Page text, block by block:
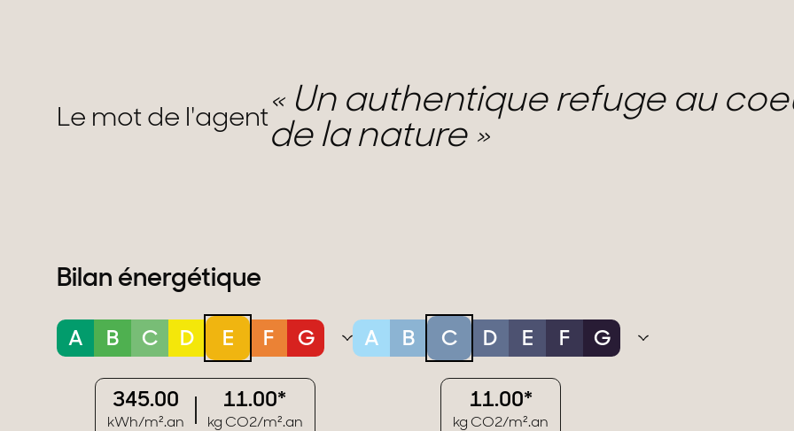
Le mot de l'agent
Un authentique refuge au
de la nature
Bilan énergétique
A B C D E F G
345.00
kWh/m².an
11.00*
kg CO2/m².an
A B C D E F G
11.00*
kg CO2/m².an